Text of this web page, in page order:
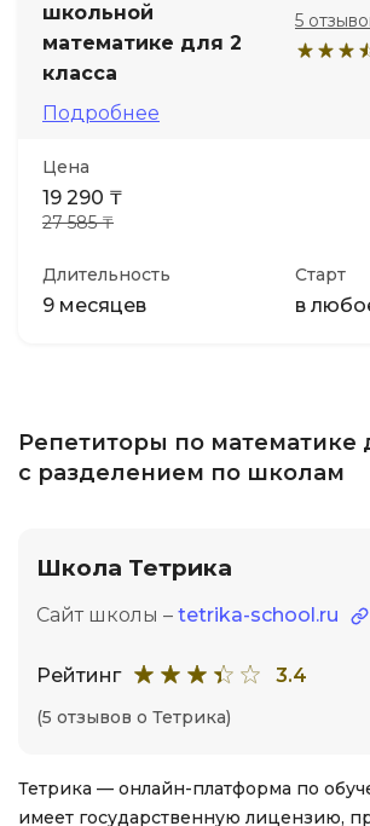
школьной
математике для 2
класса
Подробнее
5
Цена
19 290 ₸
27 585 ₸
Длительность
9 месяцев
Старт
в
Репетиторы по математике
с разделением по школам
Школа Тетрика
Сайт школы – tetrika-school.ru
Рейтинг 3.4
(5 отзывов о Тетрика)
Тетрика — онлайн-платформа по
имеет государственную лицензию,